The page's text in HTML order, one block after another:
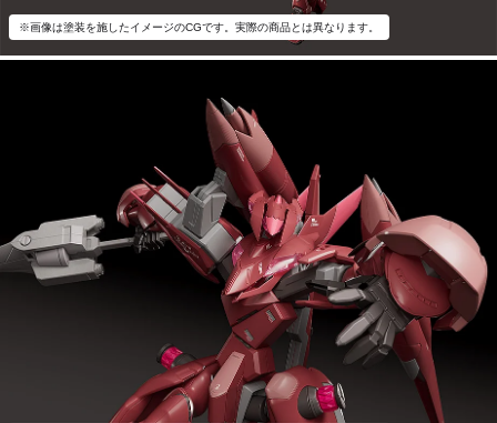
※画像は塗装を施したイメージのCGです。実際の商品とは異なります。